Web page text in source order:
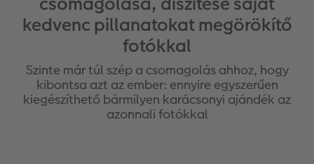
Vásárlói mintakönyvek
Így működik
Kids CEWE FOTÓKÖNYV
Art Collection CEWE FOTÓKÖNYV
Matt Prints
Képméretek
Prémium poszter
Art Prints
Direkt nyomtatású alufotó
Galériafotó
Habkarton
Esküvői köszöntő tábla
Üdvözlőkártyák
Kiskedvencek világa
Iskolaszer és irodaszer
Fényképes ajándékdobozok
Kiegészítők
CEWE myPhotos
CEWE PHOTO AWARD FOTÓPÁLYÁZAT
Fotózási tippek és trükkök
Hogyan készíts jobb képeket a
Híreink
kedvenc pillanatokat megörökítő
fotókkal
Szinte már túl szép a csomagolás ahhoz, hogy
kibontsa azt az ember: ennyire egyszerűen
kiegészíthető bármilyen karácsonyi ajándék az
azonnali fotókkal